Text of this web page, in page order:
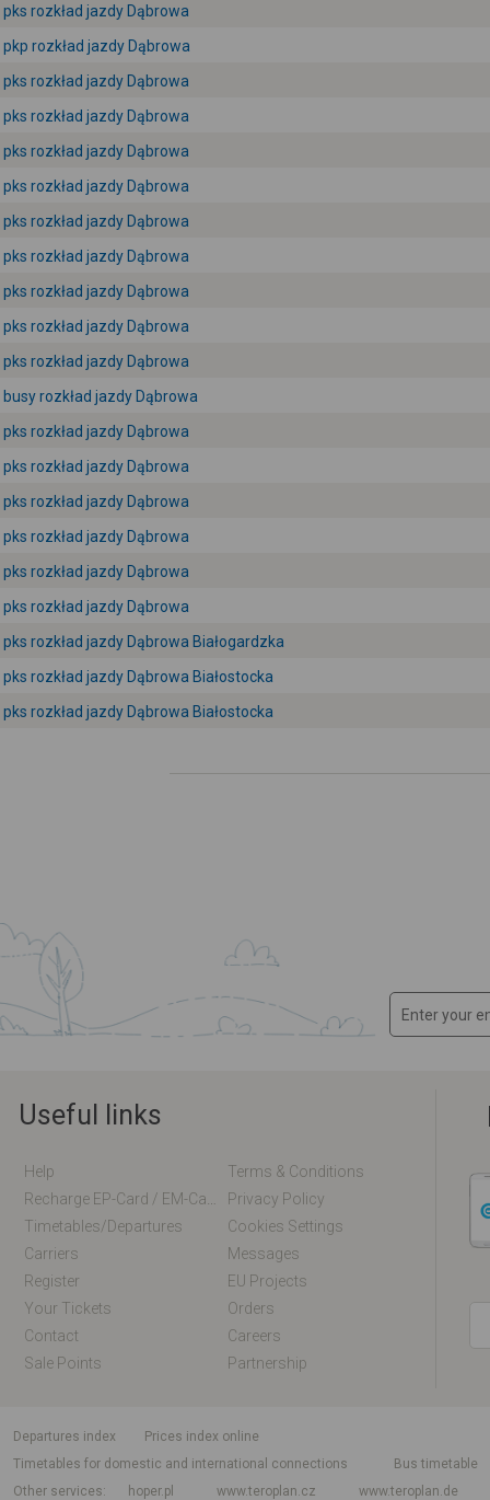
pks rozkład jazdy Dąbrowa
pkp rozkład jazdy Dąbrowa
pks rozkład jazdy Dąbrowa
pks rozkład jazdy Dąbrowa
pks rozkład jazdy Dąbrowa
pks rozkład jazdy Dąbrowa
pks rozkład jazdy Dąbrowa
pks rozkład jazdy Dąbrowa
pks rozkład jazdy Dąbrowa
pks rozkład jazdy Dąbrowa
pks rozkład jazdy Dąbrowa
busy rozkład jazdy Dąbrowa
pks rozkład jazdy Dąbrowa
pks rozkład jazdy Dąbrowa
pks rozkład jazdy Dąbrowa
pks rozkład jazdy Dąbrowa
pks rozkład jazdy Dąbrowa
pks rozkład jazdy Dąbrowa
pks rozkład jazdy Dąbrowa Białogardzka
pks rozkład jazdy Dąbrowa Białostocka
pks rozkład jazdy Dąbrowa Białostocka
Useful links
Help
Terms & Conditions
Privacy Policy
Timetables/departures
Cookies Settings
Carriers
Messages
Register
EU Projects
Your Tickets
Orders
Contact
Careers
Sale Points
Partnership
departures index
Prices index online
Timetables for domestic and international connections
Bus timetable
Other services
hoper.pl www.teroplan.cz
www.teroplan.de